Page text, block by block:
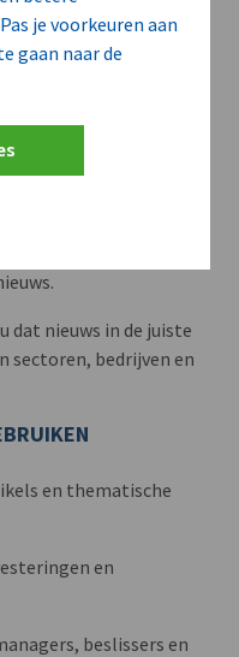
je voorkeuren aan
gaan naar de
begrip.
dat nieuws in de juiste
bedrijven en
en thematische
en
beslissers en